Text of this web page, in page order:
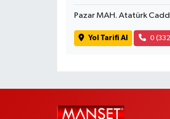
Pazar MAH. Atatürk
Yol Tarifi Al 0